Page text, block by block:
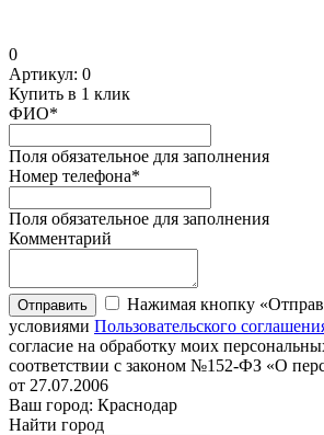
0
Артикул: 0
Купить в 1 клик
ФИО*
Поля обязательное для заполнения
Номер телефона*
Поля обязательное для заполнения
Комментарий
Отправить
Нажимая кнопку
условиями Пользовательского
согласие на обработку моих
соответствии с законом №152-ФЗ «О
от 27.07.2006
Ваш город: Краснодар
Найти город